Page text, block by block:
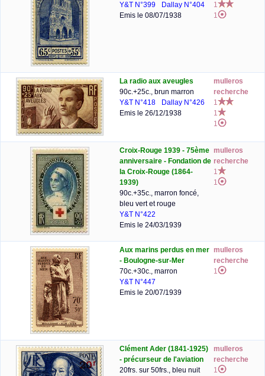
Y&T N°399
Dallay N°404
Emis le 08/07/1938
1
1
La radio aux aveugles
90c.+25c., brun marron
Y&T N°418
Dallay N°426
Emis le 26/12/1938
mulleros
recherche
1
1
1
Croix-Rouge 1939 - 75ème
anniversaire - Fondation de
la Croix-Rouge (1864-
1939)
90c.+35c., marron foncé,
bleu vert et rouge
Y&T N°422
Emis le 24/03/1939
mulleros
recherche
1
1
Aux marins perdus en mer
- Boulogne-sur-Mer
70c.+30c., marron
Y&T N°447
Emis le 20/07/1939
mulleros
recherche
1
Clément Ader (1841-1925)
- précurseur de l'aviation
20frs. sur 50frs., bleu nuit
mulleros
recherche
1